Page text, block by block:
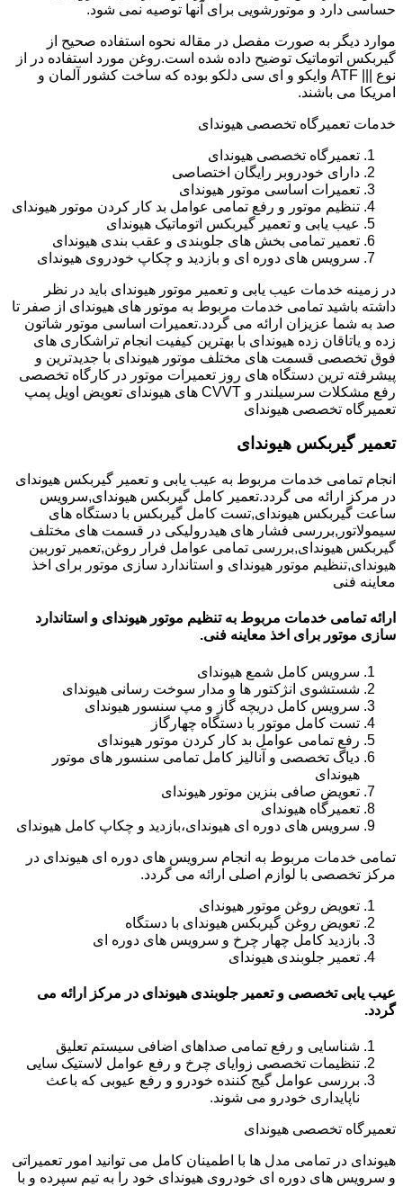
حساسی دارد و موتورشویی برای آنها توصیه نمی شود.
موارد دیگر به صورت مفصل در مقاله نحوه استفاده صحیح از
گیربکس اتوماتیک توضیح داده شده است.روغن مورد استفاده در از
نوع ||| ATF وایکو و ای سی دلکو بوده که ساخت کشور آلمان و
امریکا می باشند.
خدمات تعمیرگاه تخصصی هیوندای
تعمیرگاه تخصصی هیوندای
دارای خودروبر رایگان اختصاصی
تعمیرات اساسی موتور هیوندای
تنظیم موتور و رفع تمامی عوامل بد کار کردن موتور هیوندای
عیب یابی و تعمیر گیربکس اتوماتیک هیوندای
تعمیر تمامی بخش های جلوبندی و عقب بندی هیوندای
سرویس های دوره ای و بازدید و چکاپ خودروی هیوندای
در زمینه خدمات عیب یابی و تعمیر موتور هیوندای باید در نظر
داشته باشید تمامی خدمات مربوط به موتور های هیوندای از صفر تا
صد به شما عزیزان ارائه می گردد.تعمیرات اساسی موتور شاتون
زده و یاتاقان زده هیوندای با بهترین کیفیت انجام تراشکاری های
فوق تخصصی قسمت های مختلف موتور هیوندای با جدیدترین و
پیشرفته ترین دستگاه های روز تعمیرات موتور در کارگاه تخصصی
رفع مشکلات سرسیلندر و CVVT های هیوندای تعویض اویل پمپ
تعمیرگاه تخصصی هیوندای
تعمیر گیربکس هیوندای
انجام تمامی خدمات مربوط به عیب یابی و تعمیر گیربکس هیوندای
در مرکز ارائه می گردد.تعمیر کامل گیربکس هیوندای,سرویس
ساعت گیربکس هیوندای,تست کامل گیربکس با دستگاه های
سیمولاتور,بررسی فشار های هیدرولیکی در قسمت های مختلف
گیربکس هیوندای,بررسی تمامی عوامل فرار روغن,تعمیر توربین
هیوندای,تنظیم موتور هیوندای و استاندارد سازی موتور برای اخذ
معاینه فنی
ارائه تمامی خدمات مربوط به تنظیم موتور هیوندای و استاندارد
سازی موتور برای اخذ معاینه فنی.
سرویس کامل شمع هیوندای
شستشوی انژکتور ها و مدار سوخت رسانی هیوندای
سرویس کامل دریچه گاز و مپ سنسور هیوندای
تست کامل موتور با دستگاه چهارگاز
رفع تمامی عوامل بد کار کردن موتور هیوندای
دیاگ تخصصی و آنالیز کامل تمامی سنسور های موتور
هیوندای
تعویض صافی بنزین موتور هیوندای
تعمیرگاه هیوندای
سرویس های دوره ای هیوندای،بازدید و چکاپ کامل هیوندای
تمامی خدمات مربوط به انجام سرویس های دوره ای هیوندای در
مرکز تخصصی با لوازم اصلی ارائه می گردد.
تعویض روغن موتور هیوندای
تعویض روغن گیربکس هیوندای با دستگاه
بازدید کامل چهار چرخ و سرویس های دوره ای
تعمیر جلوبندی هیوندای
عیب یابی تخصصی و تعمیر جلوبندی هیوندای در مرکز ارائه می
گردد.
شناسایی و رفع تمامی صداهای اضافی سیستم تعلیق
تنظیمات تخصصی زوایای چرخ و رفع عوامل لاستیک سایی
بررسی عوامل گیج کننده خودرو و رفع عیوبی که باعث
ناپایداری خودرو می شوند.
تعمیرگاه تخصصی هیوندای
هیوندای در تمامی مدل ها با اطمینان کامل می توانید امور تعمیراتی
و سرویس های دوره ای خودروی هیوندای خود را به تیم سپرده و با